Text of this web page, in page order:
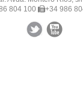
804 100
+34 986
Facebook Twitter